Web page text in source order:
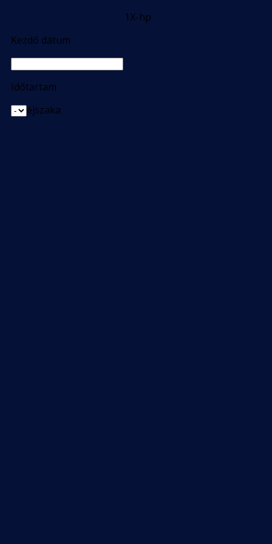
1X-hp
Kezdő dátum
Időtartam
éjszaka